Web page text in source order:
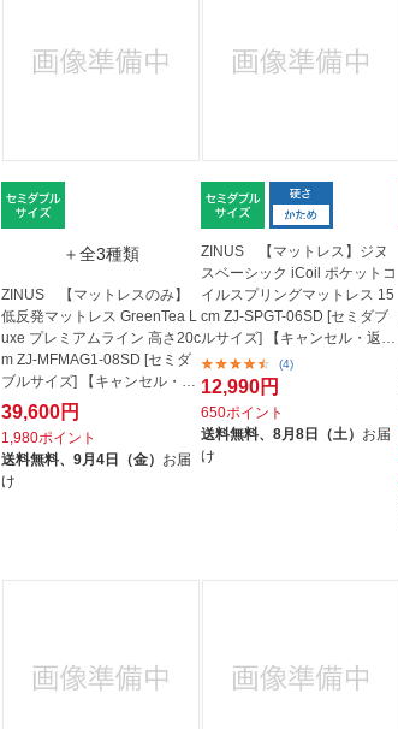
＋全3種類
ZINUS 【マットレスのみ】
低反発マットレス GreenTea L
uxe プレミアムライン 高さ20c
m ZJ-MFMAG1-08SD [セミダ
ブルサイズ] 【キャンセル・返
品不可】
39,600円
1,980ポイント
送料無料、 9月4日（金） お届
け
ZINUS 【マットレス】ジヌ
スベーシック iCoil ポケットコ
イルスプリングマットレス 15
cm ZJ-SPGT-06SD [セミダブ
ルサイズ] 【キャンセル・返品
不可】
(4)
12,990円
650ポイント
送料無料、8月8日（土） お届
け